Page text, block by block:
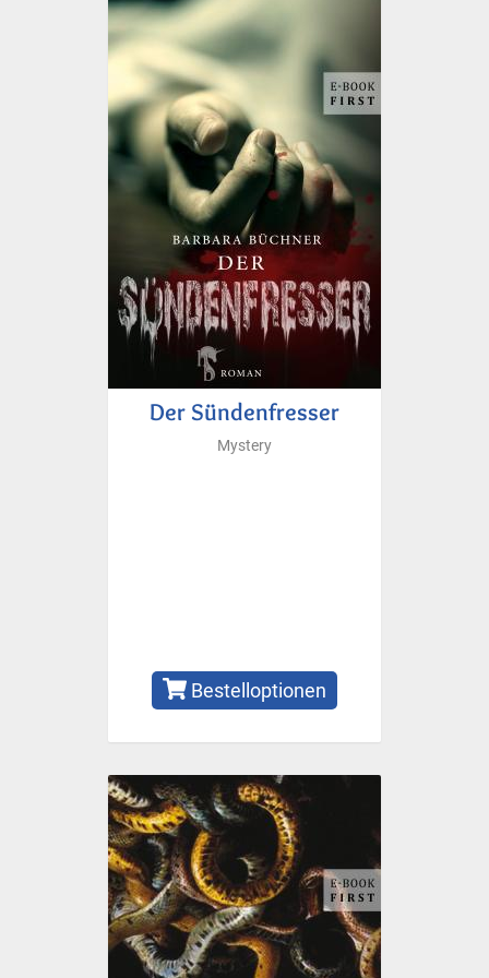
Der Sündenfresser
Mystery
Bestelloptionen